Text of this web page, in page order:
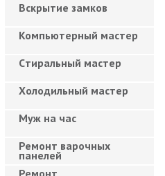
Вскрытие замков
Компьютерный мастер
Cтиральный мастер
Холодильный мастер
Муж на час
Ремонт варочных
панелей
Ремонт